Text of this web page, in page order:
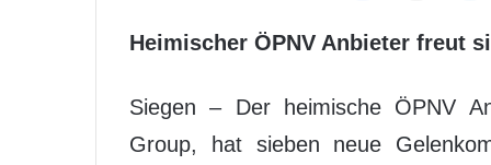
Heimischer ÖPNV Anbieter freut
Siegen – Der heimische ÖPNV
Group, hat sieben neue